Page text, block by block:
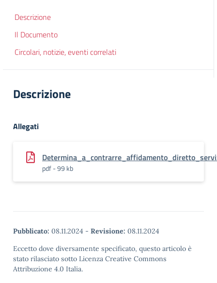
Descrizione
Il Documento
Circolari, notizie, eventi correlati
Descrizione
Allegati
pdf - 99 kb
Pubblicato: 08.11.2024 - Revisione: 08.11.2024
Eccetto dove diversamente specificato, questo articolo è
stato rilasciato sotto Licenza Creative Commons
Attribuzione 4.0 Italia.